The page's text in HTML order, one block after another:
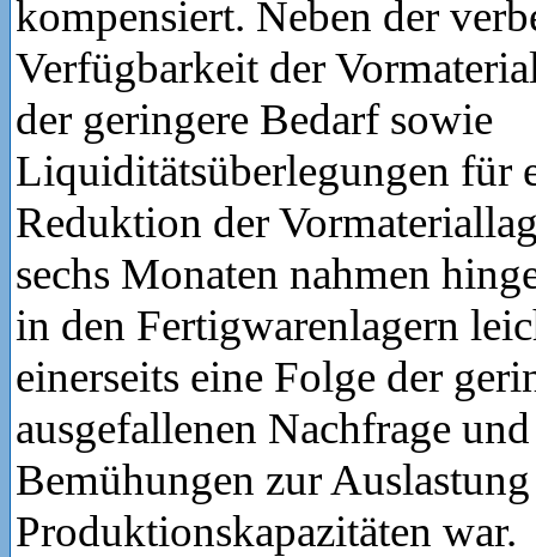
kompensiert. Neben der
Verfügbarkeit der
der geringere Bedarf sowie
Liquiditätsüberlegungen für
Reduktion der
sechs Monaten nahmen
in den Fertigwarenlagern
einerseits eine Folge der
ausgefallenen Nachfrage
Bemühungen zur
Produktionskapazitäten war.